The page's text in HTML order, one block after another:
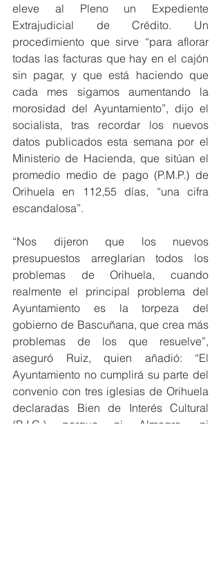
eleve al Pleno un Expediente
Extrajudicial de Crédito. Un
procedimiento que sirve “para aflorar
todas las facturas que hay en el cajón
sin pagar, y que está haciendo que
cada mes sigamos aumentando la
morosidad del Ayuntamiento”, dijo el
socialista, tras recordar los nuevos
datos publicados esta semana por el
Ministerio de Hacienda, que sitúan el
promedio medio de pago (P.M.P.) de
Orihuela en 112,55 días, “una cifra
escandalosa”.
“Nos dijeron que los nuevos
presupuestos arreglarían todos los
problemas de Orihuela, cuando
realmente el principal problema del
Ayuntamiento es la torpeza del
gobierno de Bascuñana, que crea más
problemas de los que resuelve”,
aseguró Ruiz, quien añadió: “El
Ayuntamiento no cumplirá su parte del
convenio con tres iglesias de Orihuela
declaradas Bien de Interés Cultural
(B.I.C.) porque ni Almagro, ni